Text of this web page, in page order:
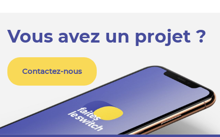
Vous avez un projet ?
Contactez-nous